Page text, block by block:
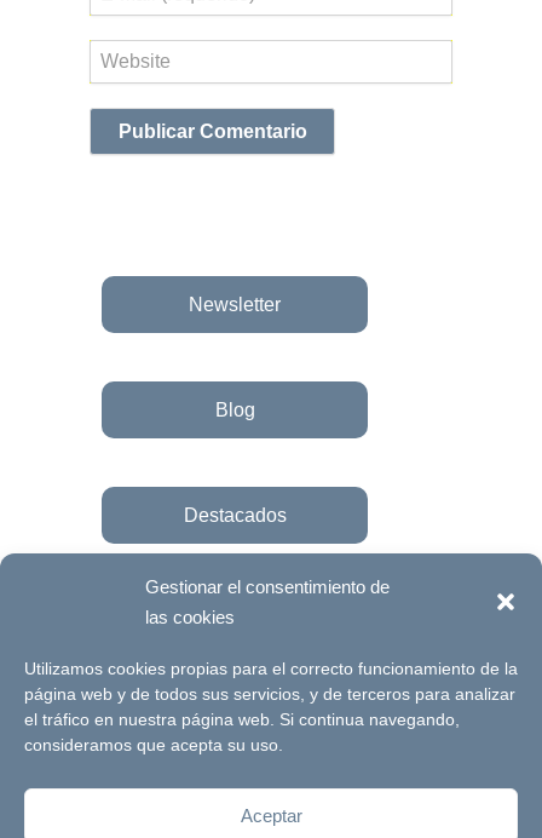
Gestionar el consentimiento de
las cookies
Utilizamos cookies propias para el correcto funcionamiento de la
página web y de todos sus servicios, y de terceros para analizar
el tráfico en nuestra página web. Si continua navegando,
consideramos que acepta su uso.
Aceptar
electrónico
Web
Newsletter
Blog
Destacados
Únete a la fundación
© Futuro Singular Córdoba 2017. Web
desarrollada por
Aviso Legal